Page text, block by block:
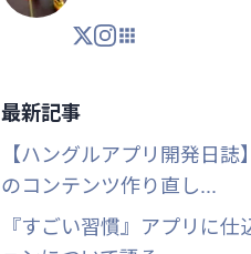
X Instagram
アプリ・ツール
最新記事
【ハングルアプリ開発日
のコンテンツ作り直し...
『すごい習慣』アプリに